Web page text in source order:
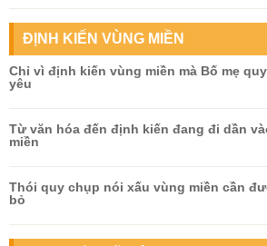
ĐỊNH KIẾN VÙNG MIỀN
Chỉ vì định kiến vùng miền mà Bố mẹ
yêu
Từ văn hóa đến định kiến đang đi dần
miền
Thói quy chụp nói xấu vùng miền cần
bỏ